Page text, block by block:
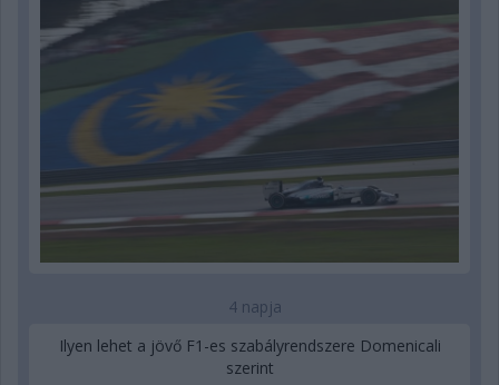
4 napja
Ilyen lehet a jövő F1-es szabályrendszere Domenicali
szerint